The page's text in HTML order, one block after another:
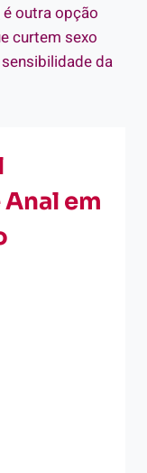
é outra opção
curtem sexo
da
em